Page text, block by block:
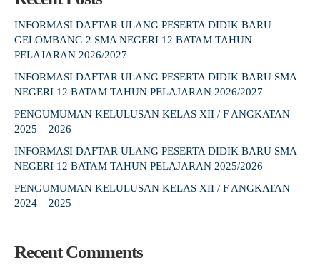
INFORMASI DAFTAR ULANG PESERTA DIDIK BARU
GELOMBANG 2 SMA NEGERI 12 BATAM TAHUN
PELAJARAN 2026/2027
INFORMASI DAFTAR ULANG PESERTA DIDIK BARU SMA
NEGERI 12 BATAM TAHUN PELAJARAN 2026/2027
PENGUMUMAN KELULUSAN KELAS XII / F ANGKATAN
2025 – 2026
INFORMASI DAFTAR ULANG PESERTA DIDIK BARU SMA
NEGERI 12 BATAM TAHUN PELAJARAN 2025/2026
PENGUMUMAN KELULUSAN KELAS XII / F ANGKATAN
2024 – 2025
Recent Comments